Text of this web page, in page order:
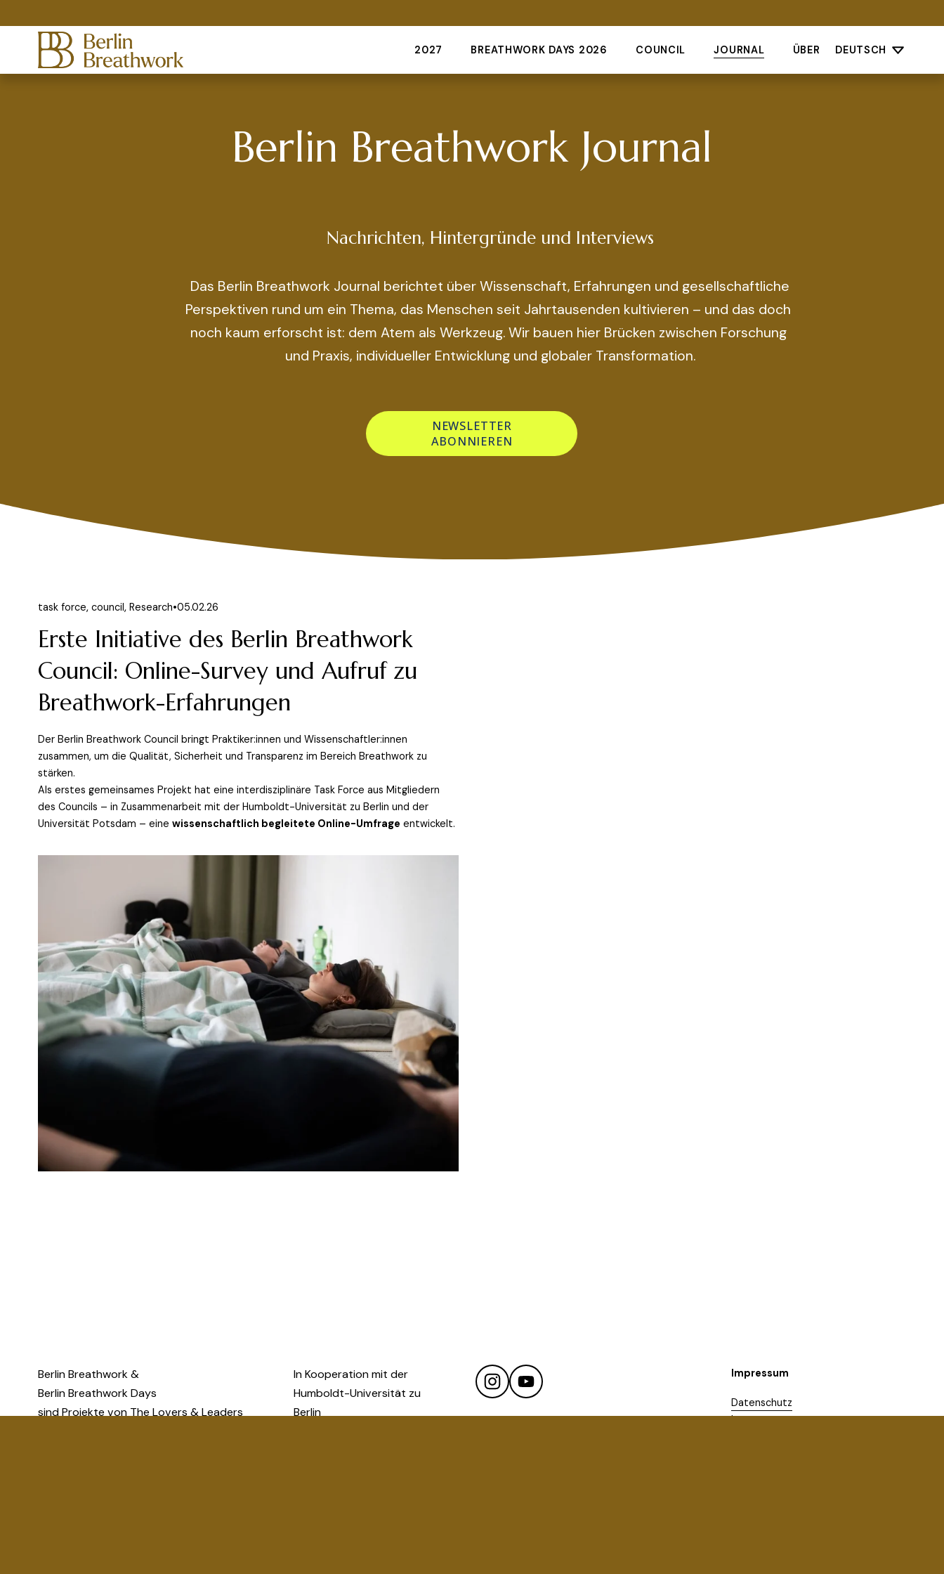
2027 BREATHWORK DAYS 2026 COUNCIL JOURNAL ÜBER DEUTSCH
Berlin Breathwork Journal
Nachrichten, Hintergründe und Interviews
Perspektiven rund um ein Thema, das Menschen seit Jahrtausenden kultivieren – und das doch
noch kaum erforscht ist: dem Atem als Werkzeug. Wir bauen hier Brücken zwischen Forschung
und Praxis, individueller Entwicklung und globaler Transformation.
NEWSLETTER
ABONNIEREN
task force, council, Research 05.02.26
Erste Initiative des Berlin Breathwork
Council: Online-Survey und Aufruf zu
Breathwork-Erfahrungen
Der Berlin Breathwork Council bringt Praktiker:innen und Wissenschaftler:innen
zusammen, um die Qualität, Sicherheit und Transparenz im Bereich Breathwork zu
stärken.
Als erstes gemeinsames Projekt hat eine interdisziplinäre Task Force aus Mitgliedern
des Councils – in Zusammenarbeit mit der Humboldt-Universität zu Berlin und der
Universität Potsdam – eine wissenschaftlich begleitete Online-Umfrage entwickelt.
Berlin Breathwork &
Berlin Breathwork Days
sind Projekte von The Lovers & Leaders
In Kooperation mit der
Humboldt-Universität zu
Berlin
Impressum
Datenschutz
Impressum